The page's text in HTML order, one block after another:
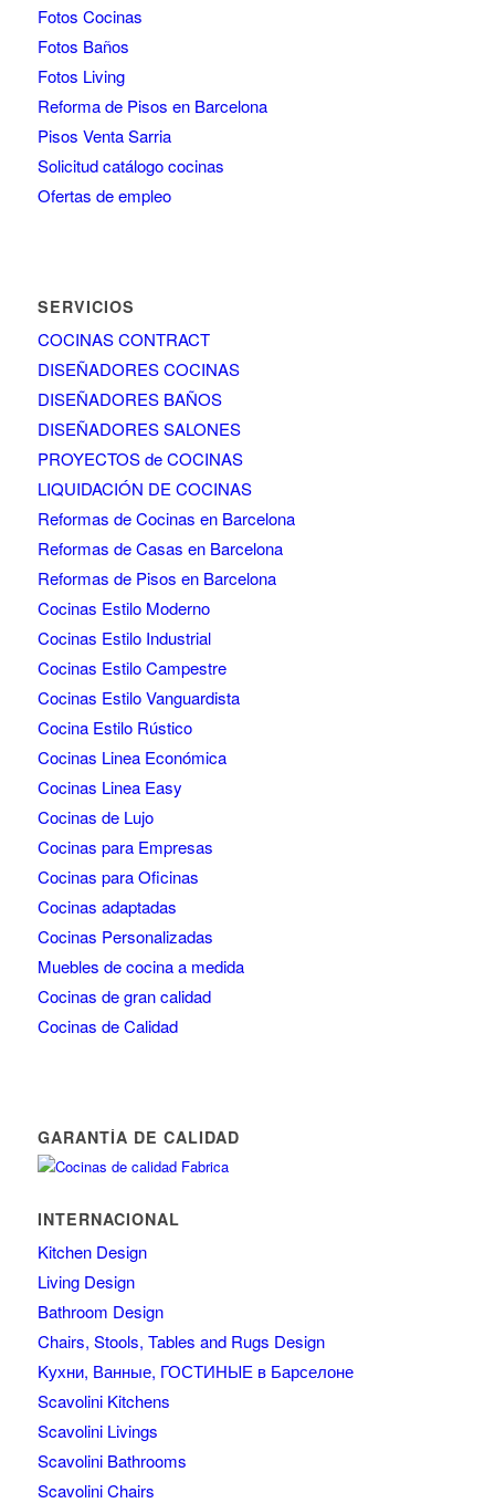
Fotos Cocinas
Fotos Baños
Fotos Living
Reforma de Pisos en Barcelona
Pisos Venta Sarria
Solicitud catálogo cocinas
Ofertas de empleo
SERVICIOS
COCINAS CONTRACT
DISEÑADORES COCINAS
DISEÑADORES BAÑOS
DISEÑADORES SALONES
PROYECTOS de COCINAS
LIQUIDACIÓN DE COCINAS
Reformas de Cocinas en Barcelona
Reformas de Casas en Barcelona
Reformas de Pisos en Barcelona
Cocinas Estilo Moderno
Cocinas Estilo Industrial
Cocinas Estilo Campestre
Cocinas Estilo Vanguardista
Cocina Estilo Rústico
Cocinas Linea Económica
Cocinas Linea Easy
Cocinas de Lujo
Cocinas para Empresas
Cocinas para Oficinas
Cocinas adaptadas
Cocinas Personalizadas
Muebles de cocina a medida
Cocinas de gran calidad
Cocinas de Calidad
GARANTÍA DE CALIDAD
INTERNACIONAL
Kitchen Design
Living Design
Bathroom Design
Chairs, Stools, Tables and Rugs Design
Kухни, Ванные, ГОСТИНЫЕ в Барселоне
Scavolini Kitchens
Scavolini Livings
Scavolini Bathrooms
Scavolini Chairs